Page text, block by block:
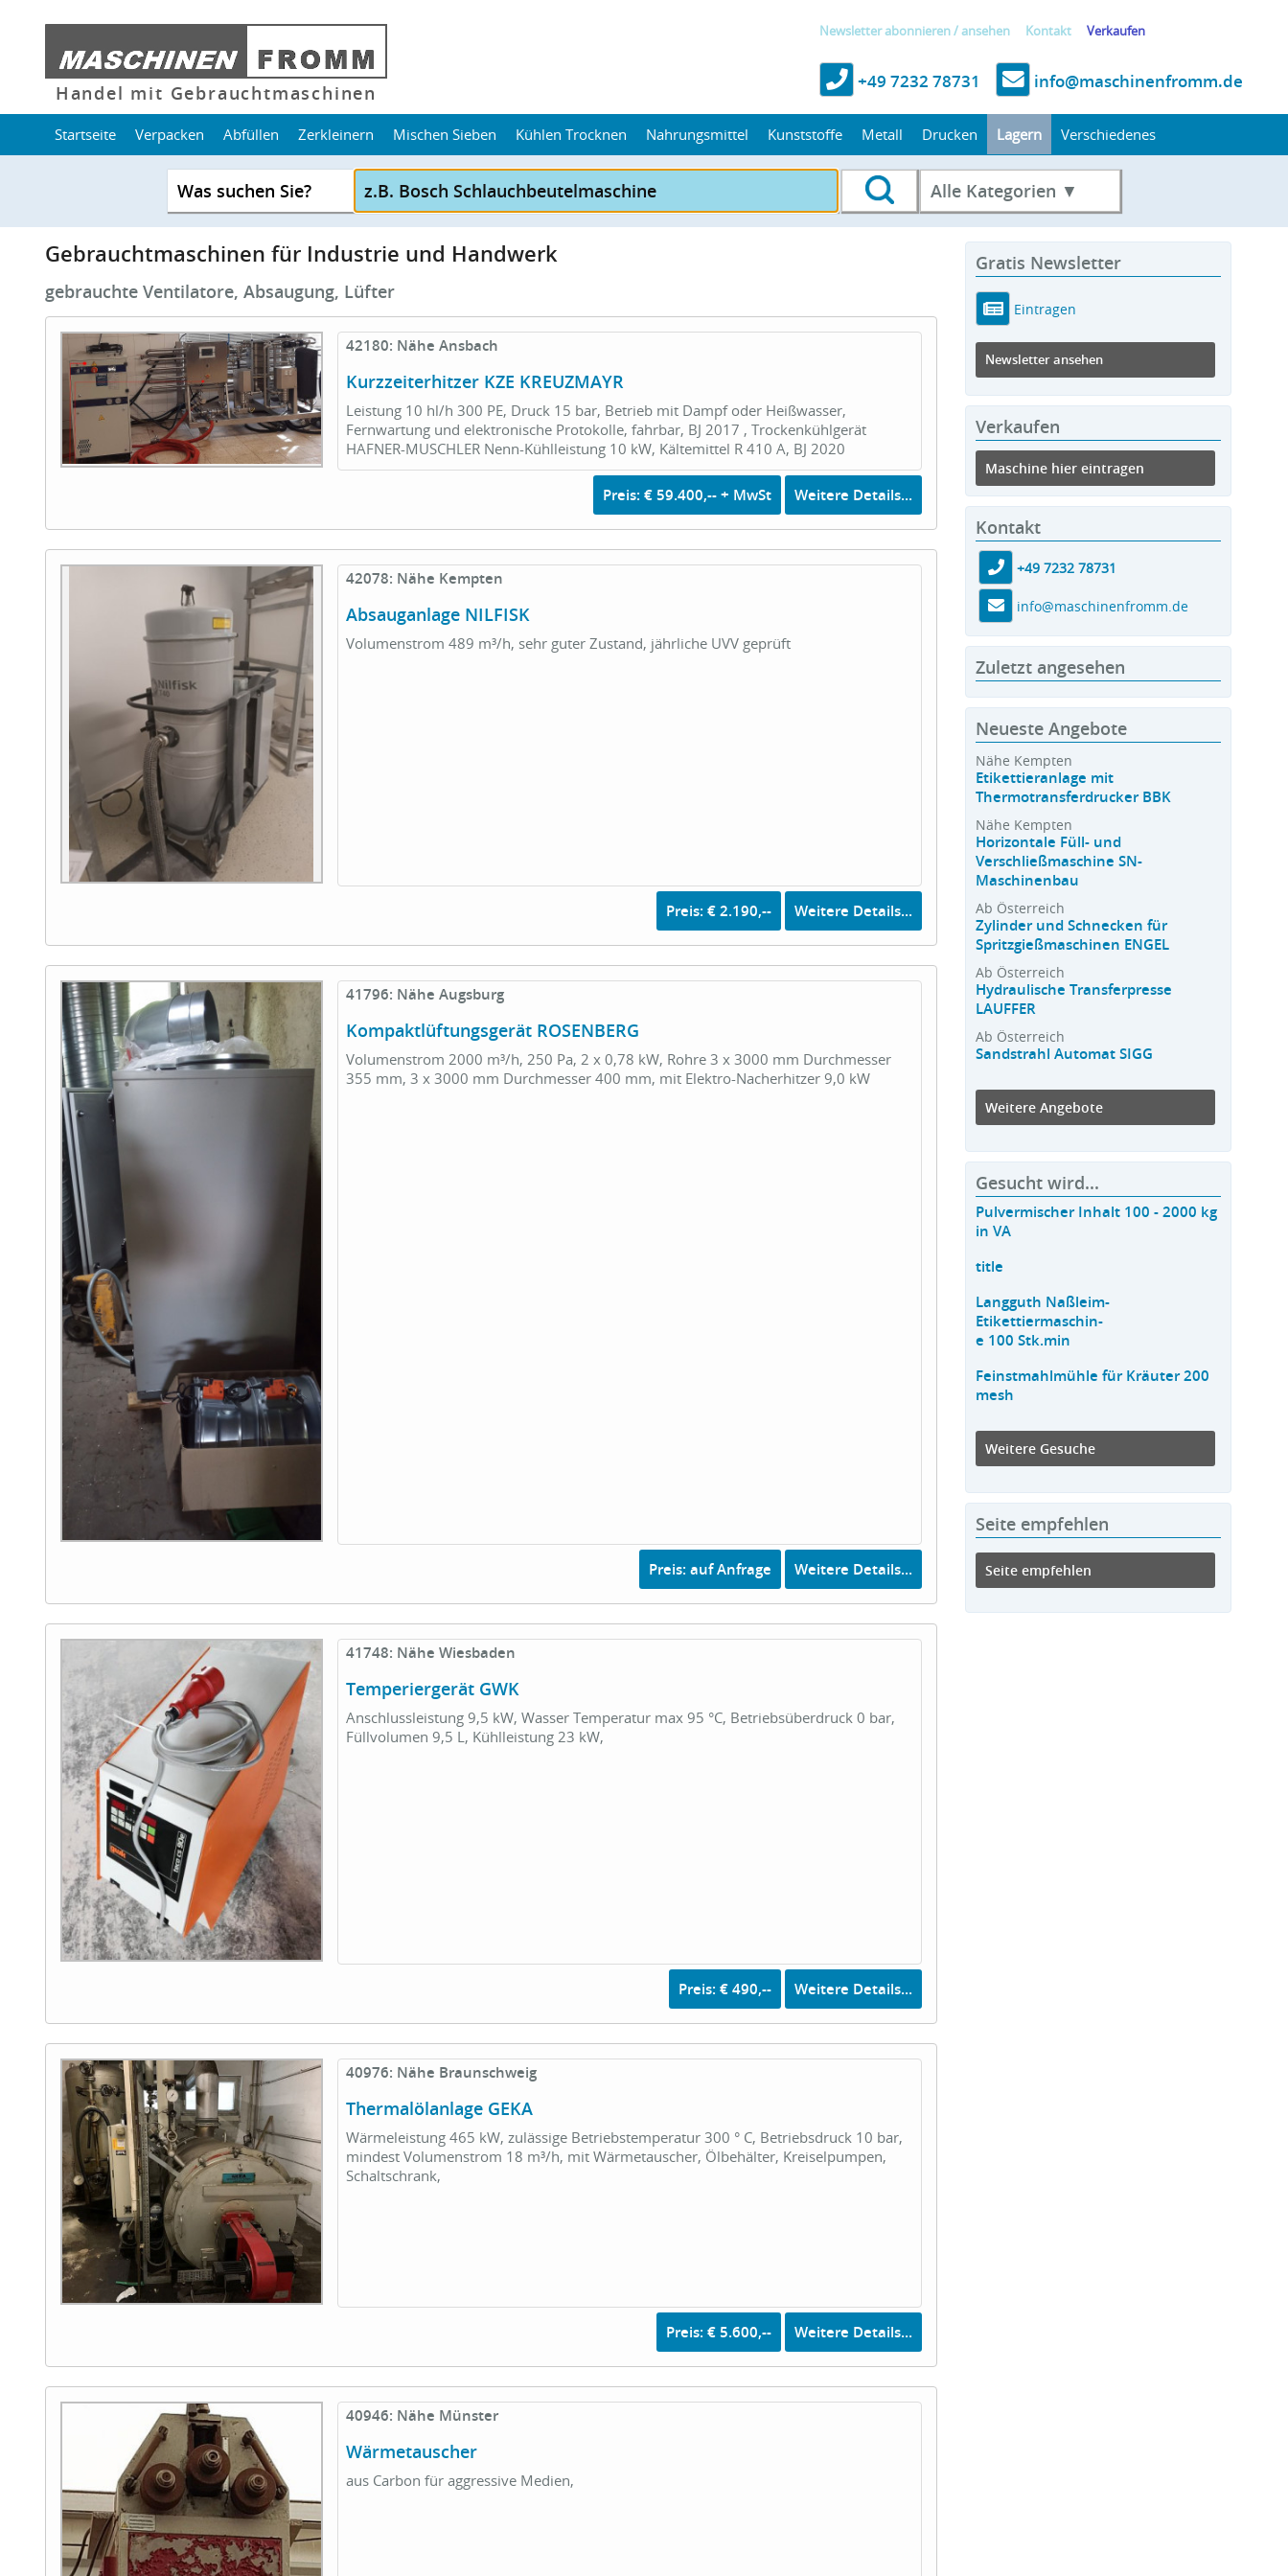
Handel mit Gebrauchtmaschinen
Newsletterabonnieren/ansehen Kontakt Verkaufen
+49 7232 78731 info@maschinenfromm.de
Startseite Verpacken Abfüllen Zerkleinern Mischen Sieben Kühlen Trocknen Nahrungsmittel Kunststoffe Metall Drucken Lagern Verschiedenes
Was suchen Sie? Alle Kategorien ▼
Gebrauchtmaschinen für Industrie und Handwerk
gebrauchte Ventilatore, Absaugung, Lüfter
42180: Nähe Ansbach
Kurzzeiterhitzer KZE KREUZMAYR
Leistung 10 hl/h 300 PE, Druck 15 bar, Betrieb mit Dampf oder Heißwasser,
Fernwartung und elektronische Protokolle, fahrbar, BJ 2017 , Trockenkühlgerät
HAFNER-MUSCHLER Nenn-Kühlleistung 10 kW, Kältemittel R 410 A, BJ 2020
Preis: € 59.400,-- + MwSt Weitere Details...
42078: Nähe Kempten
Absauganlage NILFISK
Volumenstrom 489 m³/h, sehr guter Zustand, jährliche UVV geprüft
Preis: € 2.190,-- Weitere Details...
41796: Nähe Augsburg
Kompaktlüftungsgerät ROSENBERG
Volumenstrom 2000 m³/h, 250 Pa, 2 x 0,78 kW, Rohre 3 x 3000 mm Durchmesser
355 mm, 3 x 3000 mm Durchmesser 400 mm, mit Elektro-Nacherhitzer 9,0 kW
Preis: auf Anfrage Weitere Details...
41748: Nähe Wiesbaden
Temperiergerät GWK
Anschlussleistung 9,5 kW, Wasser Temperatur max 95 °C, Betriebsüberdruck 0 bar,
Füllvolumen 9,5 L, Kühlleistung 23 kW,
Preis: € 490,-- Weitere Details...
40976: Nähe Braunschweig
Thermalölanlage GEKA
Wärmeleistung 465 kW, zulässige Betriebstemperatur 300 ° C, Betriebsdruck 10 bar,
mindest Volumenstrom 18 m³/h, mit Wärmetauscher, Ölbehälter, Kreiselpumpen,
Schaltschrank,
Preis: € 5.600,-- Weitere Details...
40946: Nähe Münster
Wärmetauscher
aus Carbon für aggressive Medien,
Gratis Newsletter
Eintragen
Newsletter ansehen
Verkaufen
Maschine hier eintragen
Kontakt
+49 7232 78731
info@maschinenfromm.de
Zuletzt angesehen
Neueste Angebote
Nähe Kempten
Etikettieranlage mit
Thermotransferdrucker BBK
Nähe Kempten
Horizontale Füll- und
Verschließmaschine SN-
Maschinenbau
Ab Österreich
Zylinder und Schnecken für
Spritzgießmaschinen ENGEL
Ab Österreich
Hydraulische Transferpresse
LAUFFER
Ab Österreich
Sandstrahl Automat SIGG
Weitere Angebote
Gesucht wird...
Pulvermischer Inhalt 100 - 2000 kg
in VA
title
Langguth Naßleim-
Etikettiermaschin-
e 100 Stk.min
Feinstmahlmühle für Kräuter 200
mesh
Weitere Gesuche
Seite empfehlen
Seite empfehlen